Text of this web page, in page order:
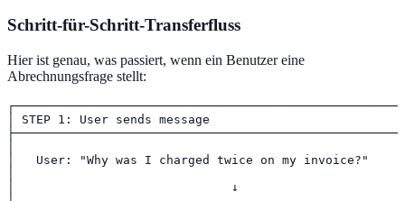
Schritt-für-Schritt-Transferfluss
Hier ist genau, was passiert, wenn ein Benutzer eine
Abrechnungsfrage stellt:
│ STEP 1: User sends message
│   User: "Why was I charged twice on my
│                              ↓